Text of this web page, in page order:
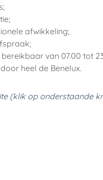
afwikkeling;
van 07.00 tot
heel de Benelux.
(klik op onderstaande